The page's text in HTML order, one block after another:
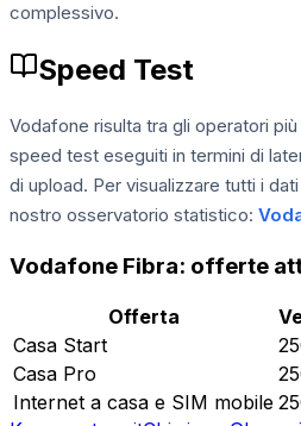
complessivo.
Speed Test
Vodafone risulta tra gli operatori
speed test eseguiti in termini di
di upload. Per visualizzare tutti i
nostro osservatorio statistico:
Vodafone Fibra: offerte
Offerta
Casa Start
Casa Pro
Internet a casa e SIM mobile